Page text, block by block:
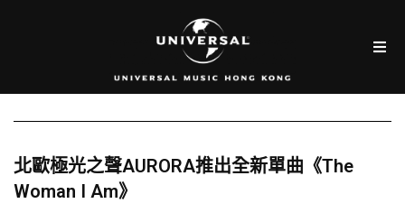
北歐極光之聲AURORA推出全新單曲《The
Woman I Am》